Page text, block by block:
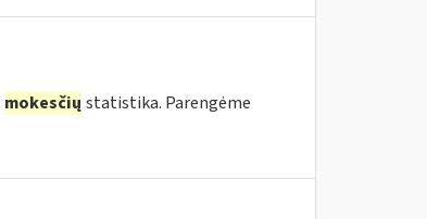
mokesčių statistika. Parengėme